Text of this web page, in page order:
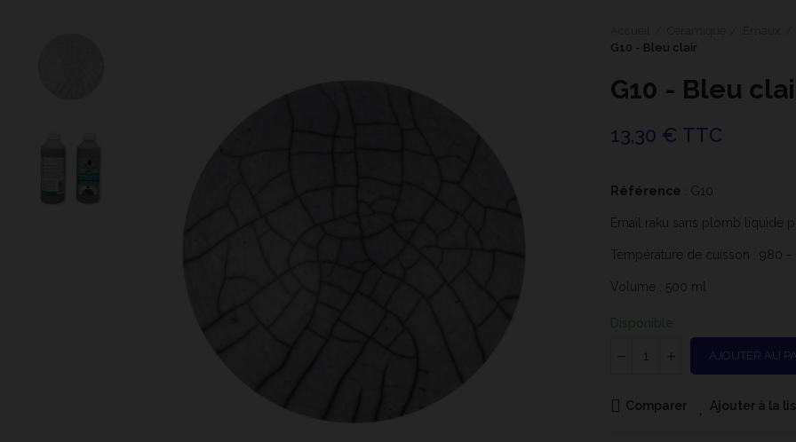
G10 - Bleu clair
G10 - Bleu
13,30 € TTC
Référence : G10
Émail raku sans plomb liquide
Température de cuisson : 980 -
Volume : 500 ml
Disponible
AJOUTER AU
Comparer Ajouter à la